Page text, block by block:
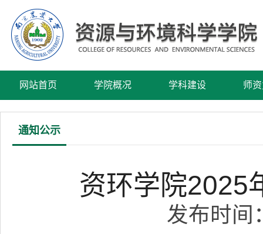
网站首页 学院概况 学科建设 师
通知公示
资环学院2025
发布时间